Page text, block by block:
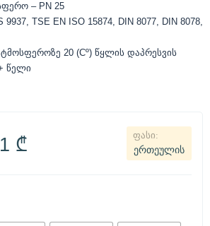
– PN 25
TSE EN ISO 15874, DIN 8077, DIN 8078,
20 (Cº) წყლის დაპრესვის
წელი
₾ ერთეულის